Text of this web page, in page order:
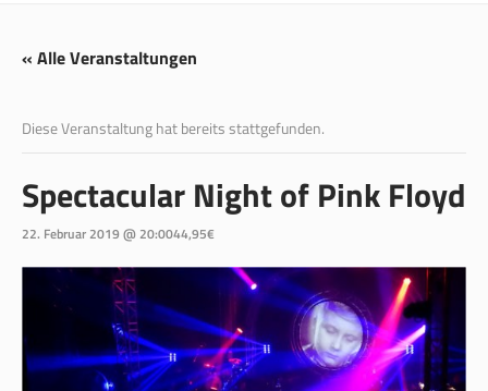
« Alle Veranstaltungen
Diese Veranstaltung hat bereits stattgefunden.
Spectacular Night of Pink Floyd
22. Februar 2019 @ 20:0044,95€